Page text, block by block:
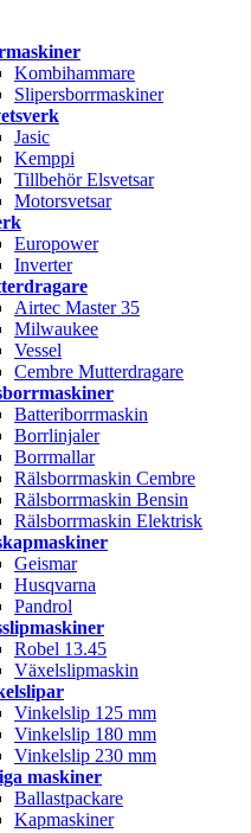
Kombihammare
Slipersborrmaskiner
Jasic
Kemppi
Tillbehör Elsvetsar
Motorsvetsar
Europower
Inverter
Airtec Master 35
Milwaukee
Vessel
Cembre Mutterdragare
Batteriborrmaskin
Borrlinjaler
Borrmallar
Rälsborrmaskin Cembre
Rälsborrmaskin Bensin
Rälsborrmaskin Elektrisk
Geismar
Husqvarna
Pandrol
Robel 13.45
Växelslipmaskin
Vinkelslip 125 mm
Vinkelslip 180 mm
Vinkelslip 230 mm
maskiner
Ballastpackare
Kapmaskiner